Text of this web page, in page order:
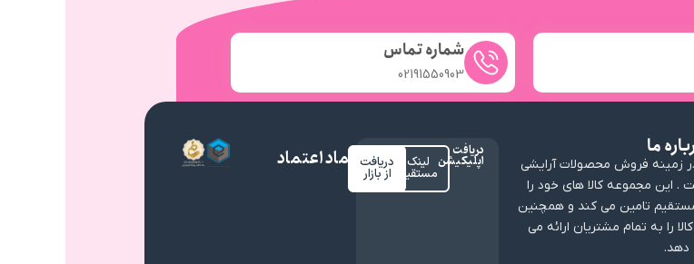
شماره تماس
02191550903
ما
خود را از سال ۱۳۹۸ در زمینه فروش محصولات آرایشی
. این مجموعه کالا های خود را
تامین می کند و همچنین
را به تمام مشتریان ارائه می
دهد.
دریافت
اپلیکیشن لینک
مستقیم
دریافت
از بازار نماد اعتماد